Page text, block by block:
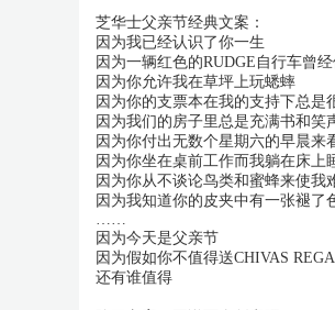
芝华士父亲节经典文案：
因为我已经认识了你一生
因为一辆红色的RUDGE自行车曾
因为你允许我在草坪上玩蟋蟀
因为你的支票本在我的支持下总是
因为我们的房子里总是充满书和笑
因为你付出无数个星期六的早晨来
因为你坐在桌前工作而我躺在床上
因为你从不谈论鸟类和蜜蜂来使我
因为我知道你的皮夹中有一张褪了
……
因为今天是父亲节
因为假如你不值得送CHIVAS
还有谁值得